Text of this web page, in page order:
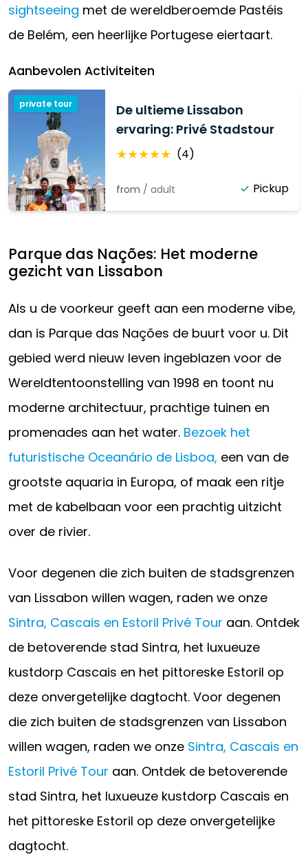
sightseeing met de wereldberoemde Pastéis
de Belém, een heerlijke Portugese eiertaart.
Aanbevolen Activiteiten
private tour
De ultieme Lissabon
ervaring: Privé Stadstour
★★★★★ (4)
from /adult Pickup
Parque das Nações: Het moderne
gezicht van Lissabon
Als u de voorkeur geeft aan een moderne vibe,
dan is Parque das Nações de buurt voor u. Dit
gebied werd nieuw leven ingeblazen voor de
Wereldtentoonstelling van 1998 en toont nu
moderne architectuur, prachtige tuinen en
promenades aan het water. Bezoek het
futuristische Oceanário de Lisboa, een van de
grootste aquaria in Europa, of maak een ritje
met de kabelbaan voor een prachtig uitzicht
over de rivier.
Voor degenen die zich buiten de stadsgrenzen
van Lissabon willen wagen, raden we onze
Sintra, Cascais en Estoril Privé Tour aan. Ontdek
de betoverende stad Sintra, het luxueuze
kustdorp Cascais en het pittoreske Estoril op
deze onvergetelijke dagtocht. Voor degenen
die zich buiten de stadsgrenzen van Lissabon
willen wagen, raden we onze Sintra, Cascais en
Estoril Privé Tour aan. Ontdek de betoverende
stad Sintra, het luxueuze kustdorp Cascais en
het pittoreske Estoril op deze onvergetelijke
dagtocht.